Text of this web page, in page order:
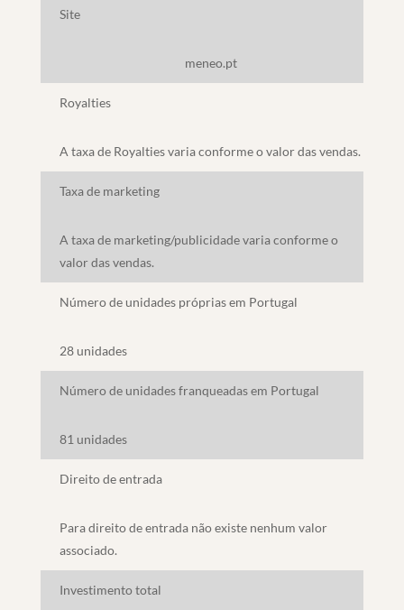
Site
meneo.pt
Royalties
A taxa de Royalties varia conforme o valor das vendas.
Taxa de marketing
A taxa de marketing/publicidade varia conforme o
valor das vendas.
Número de unidades próprias em Portugal
28 unidades
Número de unidades franqueadas em Portugal
81 unidades
Direito de entrada
Para direito de entrada não existe nenhum valor
associado.
Investimento total